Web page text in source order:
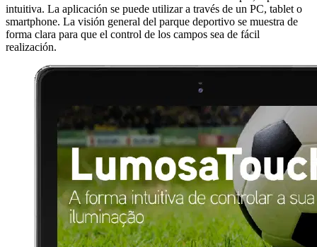
intuitiva. La aplicación se puede utilizar a través de un PC, tablet o
smartphone. La visión general del parque deportivo se muestra de
forma clara para que el control de los campos sea de fácil
realización.